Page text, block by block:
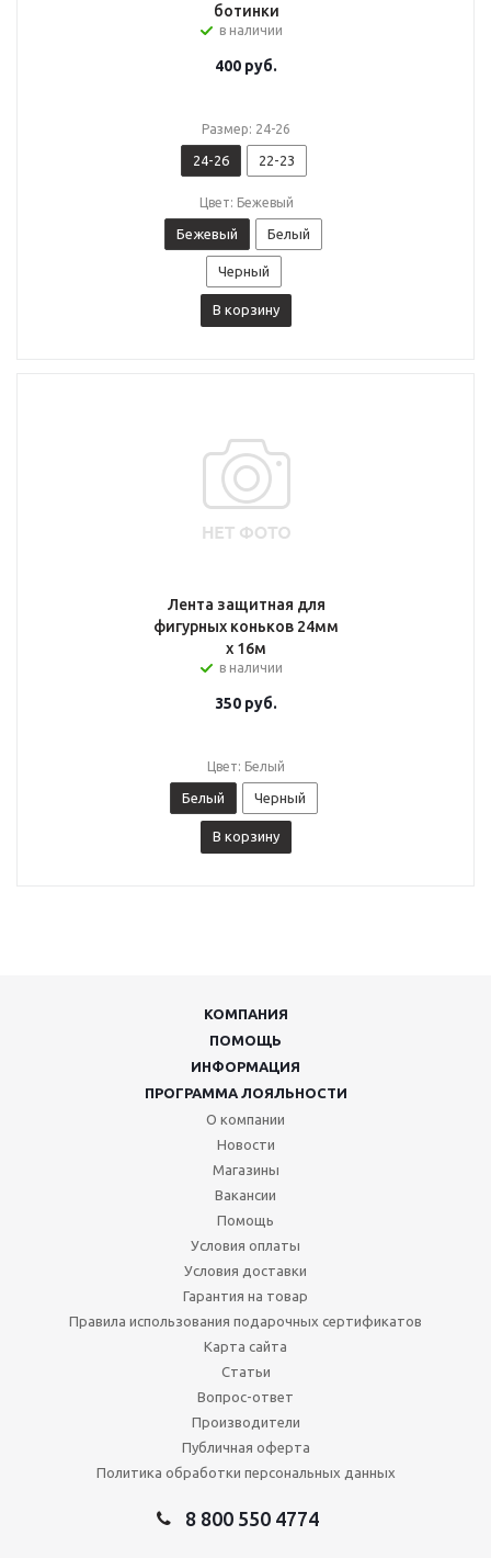
ботинки
в наличии
400 руб.
Размер: 24-26
24-26 22-23
Цвет: Бежевый
Бежевый Белый
Черный
В корзину
Лента защитная для
фигурных коньков 24мм
x 16м
в наличии
350 руб.
Цвет: Белый
Белый Черный
В корзину
КОМПАНИЯ
ПОМОЩЬ
ИНФОРМАЦИЯ
ПРОГРАММА ЛОЯЛЬНОСТИ
О компании
Новости
Магазины
Вакансии
Помощь
Условия оплаты
Условия доставки
Гарантия на товар
Правила использования подарочных сертификатов
Карта сайта
Статьи
Вопрос-ответ
Производители
Публичная оферта
Политика обработки персональных данных
8 800 550 4774